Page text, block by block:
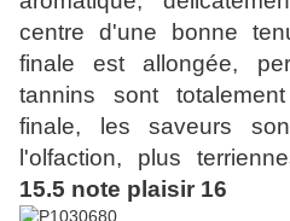
centre d'une bonne
finale est allongée,
tannins sont
finale, les saveurs
l'olfaction, plus
15.5 note plaisir 16